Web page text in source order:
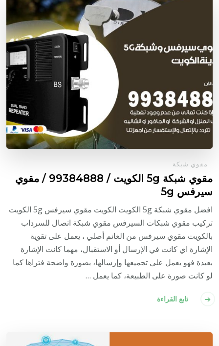
مقوي شبكة
مقوي شبكة 5g الكويت / 99384888 / مقوي
سيرفس 5g
افضل مقوي شبكة 5g الكويت الكويت مقوي سيرفس 5g الكويت
تركيب مقوي شبكات السيرفس مقوي شبكة اتصال للسرداب
بالكويت مقوي سيرفس من الغانم أصلي ، يعمل على تقوية
الإشارة اي كانت في الإرسال أو الاستقبال، مهما كانت الإشارة
بعيدة فهو يعمل على تجميعها وإرسالها، بصورة واضحة فتراها كما
لو كانت صورة على الطبيعة، كما يعمل …
تابع القراءة